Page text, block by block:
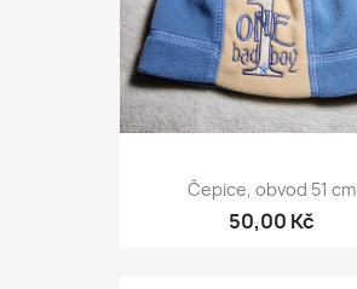
Čepice, obvod 51 cm
50,00 Kč